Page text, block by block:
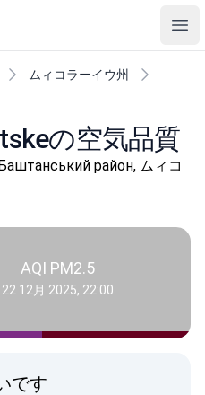
ムィコラーイウ州
の空気品質
район, ムィコ
AQI PM2.5
22 12月 2025, 22:00
です